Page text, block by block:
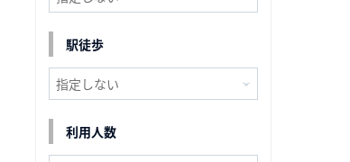
駅徒歩
利用人数